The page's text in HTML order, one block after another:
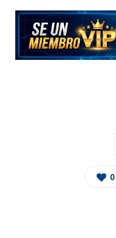
e
b
o
se
n
g
at
s
A
0